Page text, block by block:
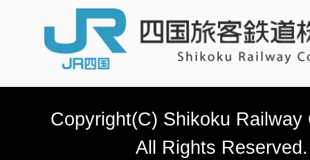
Copyright(C) Shikoku Railway
All Rights Reserved.